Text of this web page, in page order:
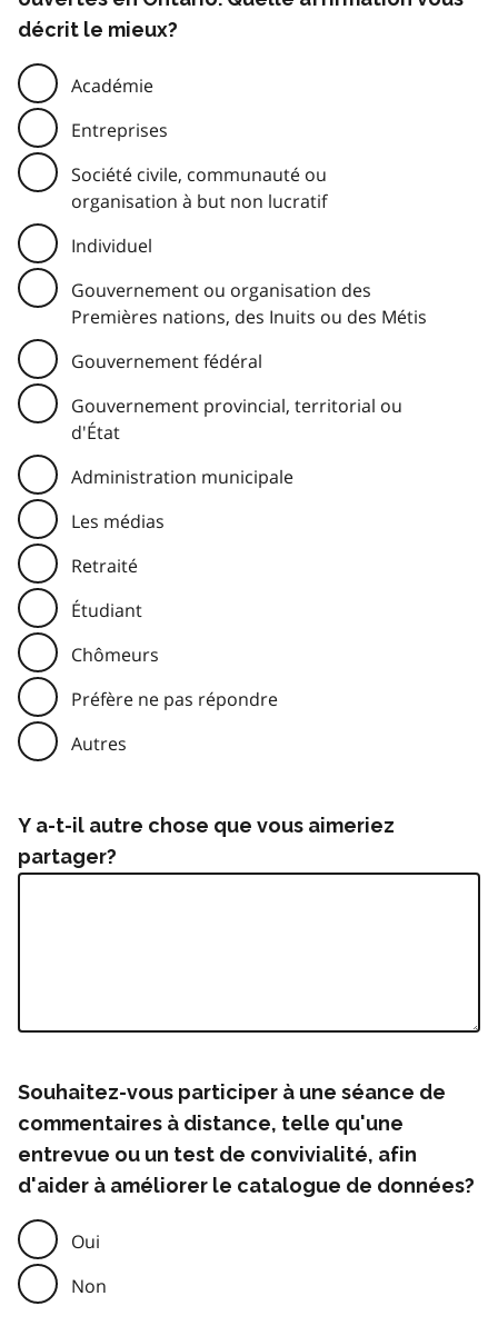
décrit le mieux?
Académie
Entreprises
Société civile, communauté ou
organisation à but non lucratif
Individuel
Gouvernement ou organisation des
Premières nations, des Inuits ou des Métis
Gouvernement fédéral
Gouvernement provincial, territorial ou
d'État
Administration municipale
Les médias
Retraité
Étudiant
Chômeurs
Préfère ne pas répondre
Autres
Y a-t-il autre chose que vous aimeriez
partager?
Souhaitez-vous participer à une séance de
commentaires à distance, telle qu'une
entrevue ou un test de convivialité, afin
d'aider à améliorer le catalogue de données?
Oui
Non